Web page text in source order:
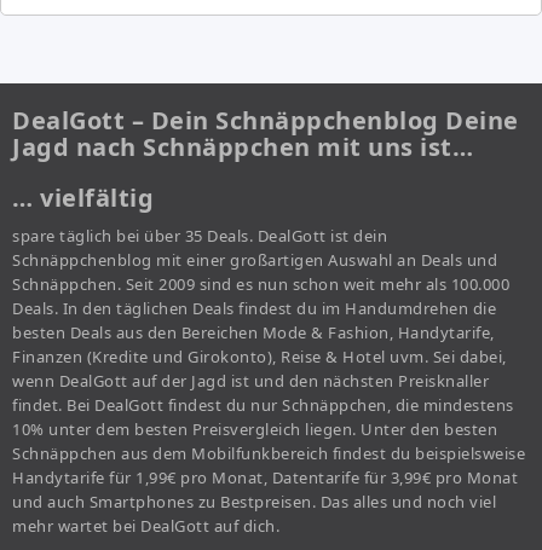
DealGott – Dein Schnäppchenblog Deine
Jagd nach Schnäppchen mit uns ist…
… vielfältig
spare täglich bei über 35 Deals. DealGott ist dein
Schnäppchenblog mit einer großartigen Auswahl an Deals und
Schnäppchen. Seit 2009 sind es nun schon weit mehr als 100.000
Deals. In den täglichen Deals findest du im Handumdrehen die
besten Deals aus den Bereichen Mode & Fashion, Handytarife,
Finanzen (Kredite und Girokonto), Reise & Hotel uvm. Sei dabei,
wenn DealGott auf der Jagd ist und den nächsten Preisknaller
findet. Bei DealGott findest du nur Schnäppchen, die mindestens
10% unter dem besten Preisvergleich liegen. Unter den besten
Schnäppchen aus dem Mobilfunkbereich findest du beispielsweise
Handytarife für 1,99€ pro Monat, Datentarife für 3,99€ pro Monat
und auch Smartphones zu Bestpreisen. Das alles und noch viel
mehr wartet bei DealGott auf dich.